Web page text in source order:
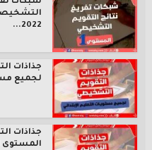
شبكات
2022...
جذاذات
لجميع
جذاذات